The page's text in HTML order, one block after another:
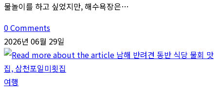
물놀이를 하고 싶었지만, 해수욕장은…
0 Comments
2026년 06월 29일
여행